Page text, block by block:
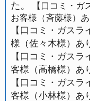
た。
【口コミ・
お客様（斉藤様）
【口コミ・ガス
様（佐々木様）あ
【口コミ・ガス
客様（高橋様）あ
【口コミ・ガス
客様（小林様）あ